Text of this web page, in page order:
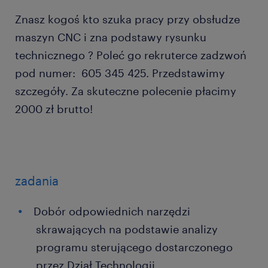
Znasz kogoś kto szuka pracy przy obsłudze
maszyn CNC i zna podstawy rysunku
technicznego ? Poleć go rekruterce zadzwoń
pod numer: 605 345 425. Przedstawimy
szczegóły. Za skuteczne polecenie płacimy
2000 zł brutto!
zadania
Dobór odpowiednich narzędzi
skrawających na podstawie analizy
programu sterującego dostarczonego
przez Dział Technologii,